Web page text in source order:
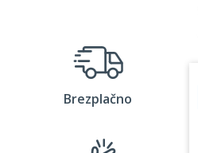
Brezplačno